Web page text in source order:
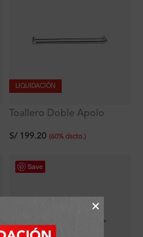
LIQUIDACIÓN
Toallero Doble Apolo
S/199.20 (60% dscto.)
Save